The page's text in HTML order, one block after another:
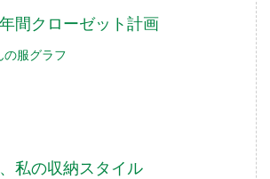
間クローゼット計画
の服グラフ
私の収納スタイル